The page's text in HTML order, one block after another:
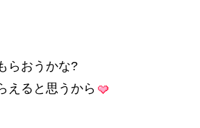
らおうかな?
えると思うから